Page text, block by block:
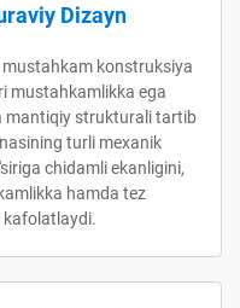
Dizayn
konstruksiya
mustahkamlikka ega
mantiqiy strukturali tartib
turli mexanik
chidamli ekanligini,
hamda tez